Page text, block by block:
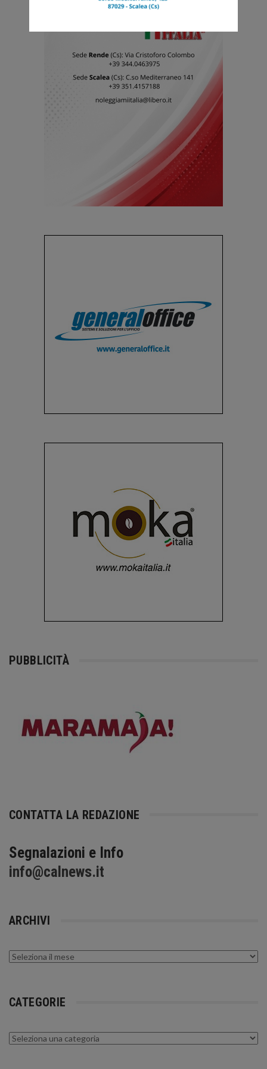
PUBBLICITÀ
CONTATTA LA REDAZIONE
Segnalazioni e Info
info@calnews.it
ARCHIVI
Archivi
CATEGORIE
Categorie